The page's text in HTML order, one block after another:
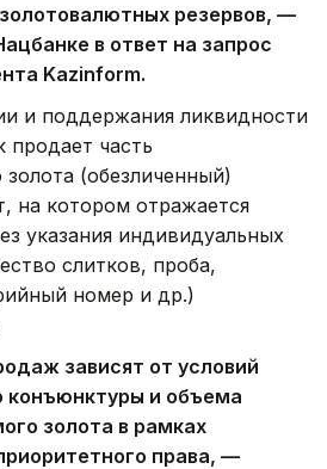
резервов, —
в ответ на запрос
Kazinform.
и поддержания ликвидности
продает часть
золота (обезличенный)
на котором отражается
указания индивидуальных
слитков, проба,
номер и др.)
зависят от условий
конъюнктуры и объема
золота в рамках
права, —